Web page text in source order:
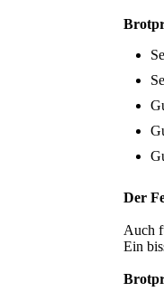
Der
Auch
Ein